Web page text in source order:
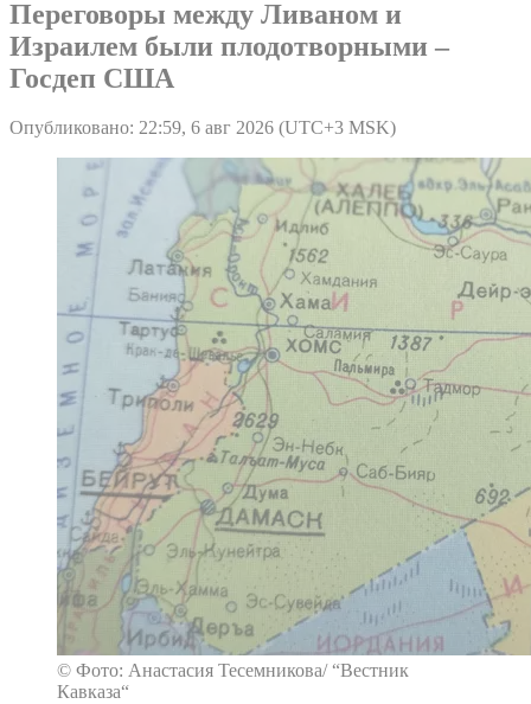
Переговоры между Ливаном и
Израилем были плодотворными –
Госдеп США
Опубликовано: 22:59, 6 авг 2026 (UTC+3 MSK)
© Фото: Анастасия Тесемникова/ “Вестник
Кавказа“